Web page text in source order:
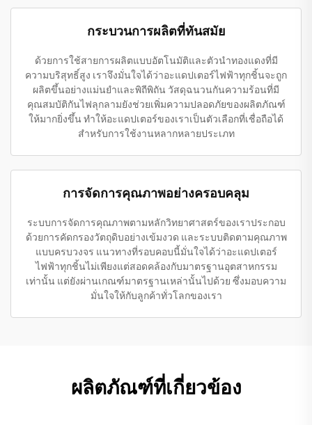
กระบวนการผลิตที่ทันสมัย
ด้วยการใช้สายการผลิตแบบอัตโนมัติและตัวนำทองแดงที่มี
ความบริสุทธิ์สูง เราจึงมั่นใจได้ว่าอะแดปเตอร์ไฟฟ้าทุกชิ้นจะถูก
ผลิตขึ้นอย่างแม่นยำและพิถีพิถัน วัสดุฉนวนกันความร้อนที่มี
คุณสมบัติกันไฟลุกลามยังช่วยเพิ่มความปลอดภัยของผลิตภัณฑ์
ให้มากยิ่งขึ้น ทำให้อะแดปเตอร์ของเราเป็นตัวเลือกที่เชื่อถือได้
สำหรับการใช้งานหลากหลายประเภท
การจัดการคุณภาพอย่างครอบคลุม
ระบบการจัดการคุณภาพตามหลักวิทยาศาสตร์ของเราประกอบ
ด้วยการคัดกรองวัตถุดิบอย่างเข้มงวด และระบบติดตามคุณภาพ
แบบครบวงจร แนวทางที่รอบคอบนี้มั่นใจได้ว่าอะแดปเตอร์
ไฟฟ้าทุกชิ้นไม่เพียงแต่สอดคล้องกับมาตรฐานอุตสาหกรรม
เท่านั้น แต่ยังผ่านเกณฑ์มาตรฐานเหล่านั้นไปด้วย ซึ่งมอบความ
มั่นใจให้กับลูกค้าทั่วโลกของเรา
ผลิตภัณฑ์ที่เกี่ยวข้อง